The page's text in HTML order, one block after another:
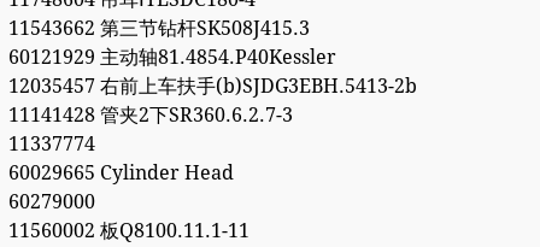
11543662 第三节钻杆SK508J415.3
60121929 主动轴81.4854.P40Kessler
12035457 右前上车扶手(b)SJDG3EBH.5413-2b
11141428 管夹2下SR360.6.2.7-3
11337774
60029665 Cylinder Head
60279000
11560002 板Q8100.11.1-11